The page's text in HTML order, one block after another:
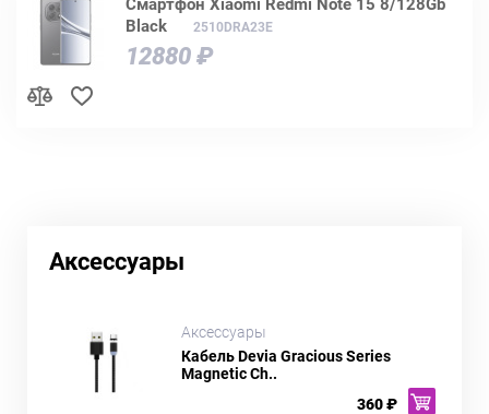
Смартфон Xiaomi Redmi Note 15 8/128Gb
Black
2510DRA23E
12880 ₽
Аксессуары
Аксессуары
Кабель Devia Gracious Series
Magnetic Ch..
360 ₽